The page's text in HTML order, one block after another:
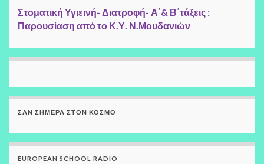
Στοματική Υγιεινή- Διατροφή- Α΄& Β΄τάξεις :
Παρουσίαση από το Κ.Υ. Ν.Μουδανιών
ΣΑΝ ΣΉΜΕΡΑ ΣΤΟΝ ΚΌΣΜΟ
EUROPEAN SCHOOL RADIO